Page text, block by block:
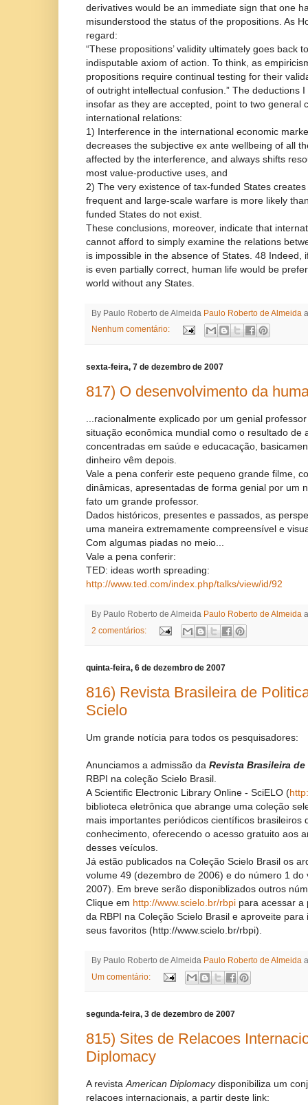
derivatives would be an immediate sign that one
misunderstood the status of the propositions. As
regard:
“These propositions’ validity ultimately goes back
indisputable axiom of action. To think, as
propositions require continual testing for their
of outright intellectual confusion.” The deductions
insofar as they are accepted, point to two general
international relations:
1) Interference in the international economic
decreases the subjective ex ante wellbeing of all
affected by the interference, and always shifts
most value-productive uses, and
2) The very existence of tax-funded States
frequent and large-scale warfare is more likely
funded States do not exist.
These conclusions, moreover, indicate that
cannot afford to simply examine the relations
is impossible in the absence of States. 48 Indeed,
is even partially correct, human life would be
world without any States.
By Paulo Roberto de Almeida Paulo Roberto de Almeida
Nenhum comentário:
sexta-feira, 7 de dezembro de 2007
817) O desenvolvimento da
...racionalmente explicado por um genial
situação econômica mundial como o resultado de
concentradas em saúde e educacação,
dinheiro vêm depois.
Vale a pena conferir este pequeno grande filme,
dinâmicas, apresentadas de forma genial por um
fato um grande professor.
Dados históricos, presentes e passados, as
uma maneira extremamente compreensível e
Com algumas piadas no meio...
Vale a pena conferir:
TED: ideas worth spreading:
http://www.ted.com/index.php/talks/view/id/92
By Paulo Roberto de Almeida Paulo Roberto de Almeida
2 comentários:
quinta-feira, 6 de dezembro de 2007
816) Revista Brasileira de
Scielo
Um grande notícia para todos os pesquisadores:
Anunciamos a admissão da Revista Brasileira
RBPI na coleção Scielo Brasil.
A Scientific Electronic Library Online - SciELO (
biblioteca eletrônica que abrange uma coleção
mais importantes periódicos científicos brasileiros
conhecimento, oferecendo o acesso gratuito aos
desses veículos.
Já estão publicados na Coleção Scielo Brasil os
volume 49 (dezembro de 2006) e do número 1 do
2007). Em breve serão disponiblizados outros
Clique em http://www.scielo.br/rbpi para acessar a
da RBPI na Coleção Scielo Brasil e aproveite
seus favoritos (http://www.scielo.br/rbpi).
By Paulo Roberto de Almeida Paulo Roberto de Almeida
Um comentário:
segunda-feira, 3 de dezembro de 2007
815) Sites de Relacoes
Diplomacy
A revistaAmerican Diplomacydisponibiliza um
relacoes internacionais, a partir deste link: